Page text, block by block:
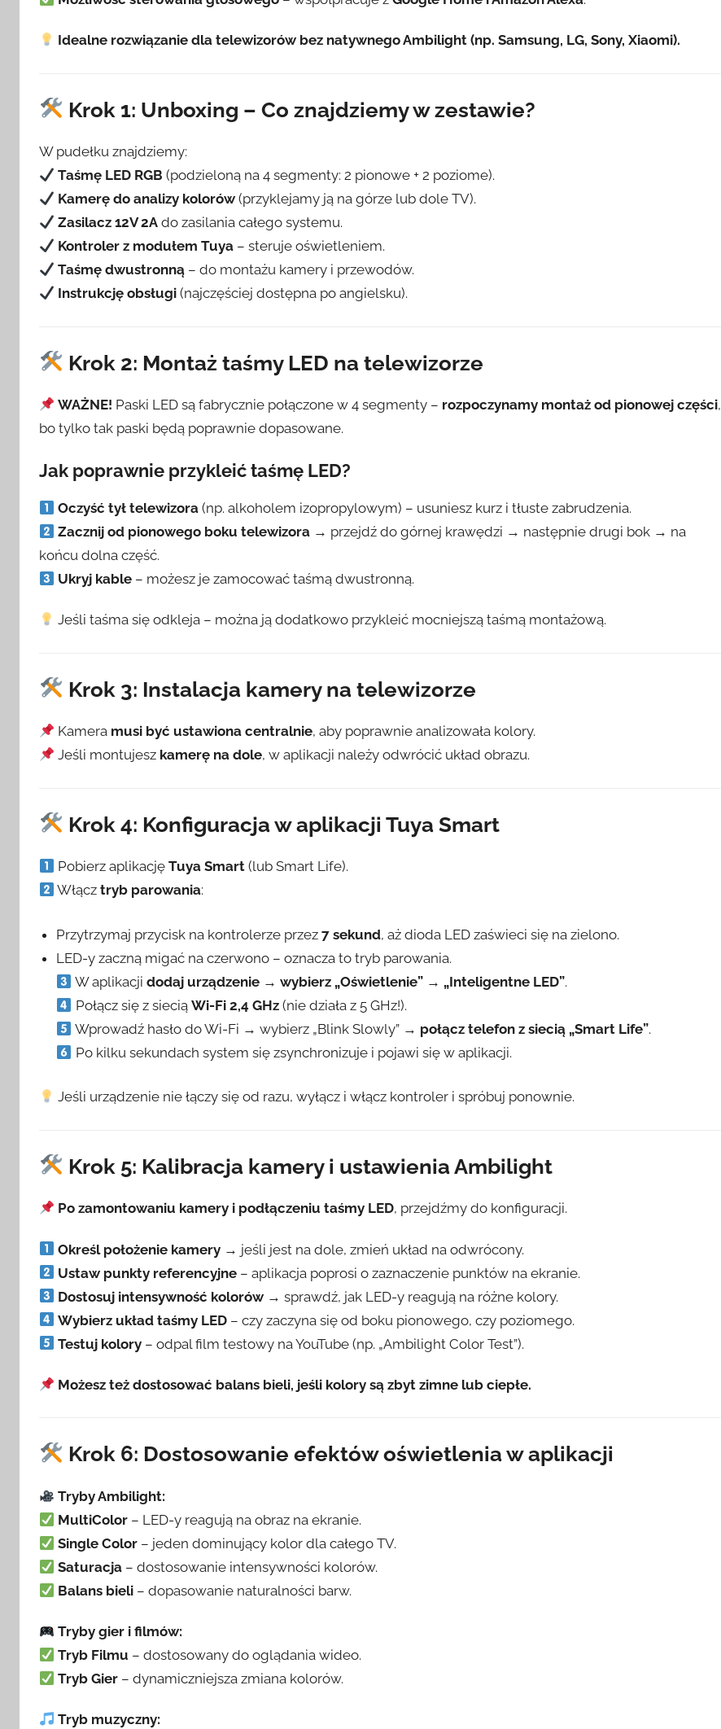
Idealne rozwiązanie dla telewizorów bez natywnego Ambilight (np. Samsung, LG, Sony, Xiaomi).
Krok 1: Unboxing – Co znajdziemy w zestawie?
W pudełku znajdziemy:
Taśmę LED RGB (podzieloną na 4 segmenty: 2 pionowe + 2 poziome).
Kamerę do analizy kolorów (przyklejamy ją na górze lub dole TV).
Zasilacz 12V 2A do zasilania całego systemu.
Kontroler z modułem Tuya – steruje oświetleniem.
Taśmę dwustronną – do montażu kamery i przewodów.
Instrukcję obsługi (najczęściej dostępna po angielsku).
Krok 2: Montaż taśmy LED na telewizorze
WAŻNE! Paski LED są fabrycznie połączone w 4 segmenty – rozpoczynamy montaż od pionowej części,
bo tylko tak paski będą poprawnie dopasowane.
Jak poprawnie przykleić taśmę LED?
Oczyść tył telewizora (np. alkoholem izopropylowym) – usuniesz kurz i tłuste zabrudzenia.
Zacznij od pionowego boku telewizora → przejdź do górnej krawędzi → następnie drugi bok → na
końcu dolna część.
Ukryj kable – możesz je zamocować taśmą dwustronną.
Jeśli taśma się odkleja – można ją dodatkowo przykleić mocniejszą taśmą montażową.
Krok 3: Instalacja kamery na telewizorze
Kamera musi być ustawiona centralnie, aby poprawnie analizowała kolory.
Jeśli montujesz kamerę na dole, w aplikacji należy odwrócić układ obrazu.
Krok 4: Konfiguracja w aplikacji Tuya Smart
Pobierz aplikacjęTuya Smart (lub Smart Life).
Włącztryb parowania:
Przytrzymaj przycisk na kontrolerze przez7 sekund, aż dioda LED zaświeci się na zielono.
LED-y zaczną migać na czerwono – oznacza to tryb parowania.
W aplikacji dodaj urządzenie → wybierz „Oświetlenie” → „Inteligentne LED”.
Połącz się z siecią Wi-Fi 2,4 GHz(nie działa z 5 GHz!).
Wprowadź hasło do Wi-Fi → wybierz „Blink Slowly” → połącz telefon z siecią „Smart Life”.
Po kilku sekundach system się zsynchronizuje i pojawi się w aplikacji.
Jeśli urządzenie nie łączy się od razu, wyłącz i włącz kontroler i spróbuj ponownie.
Krok 5: Kalibracja kamery i ustawienia Ambilight
Po zamontowaniu kamery i podłączeniu taśmy LED, przejdźmy do konfiguracji.
Określ położenie kamery → jeśli jest na dole, zmień układ na odwrócony.
Ustaw punkty referencyjne – aplikacja poprosi o zaznaczenie punktów na ekranie.
Dostosuj intensywność kolorów → sprawdź, jak LED-y reagują na różne kolory.
Wybierz układ taśmy LED – czy zaczyna się od boku pionowego, czy poziomego.
Testuj kolory – odpal film testowy na YouTube (np. „Ambilight Color Test”).
Możesz też dostosować balans bieli, jeśli kolory są zbyt zimne lub ciepłe.
Krok 6: Dostosowanie efektów oświetlenia w aplikacji
Tryby Ambilight:
MultiColor – LED-y reagują na obraz na ekranie.
Single Color – jeden dominujący kolor dla całego TV.
Saturacja – dostosowanie intensywności kolorów.
Balans bieli – dopasowanie naturalności barw.
Tryby gier i filmów:
Tryb Filmu – dostosowany do oglądania wideo.
Tryb Gier – dynamiczniejsza zmiana kolorów.
Tryb muzyczny: